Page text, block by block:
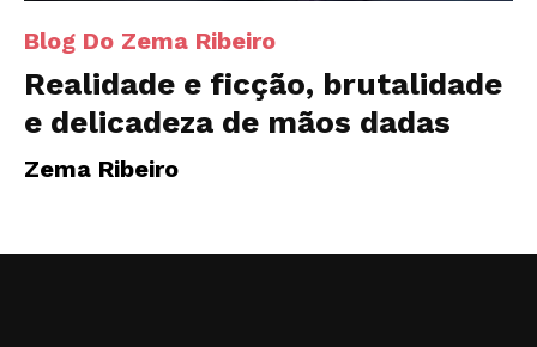
Blog Do Zema Ribeiro
Realidade e ficção, brutalidade
e delicadeza de mãos dadas
Zema Ribeiro